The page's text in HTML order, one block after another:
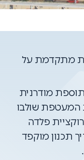
מתקדמת על
מודרנית
המעטפת שולבו
פלדה
תכנון מוקפד